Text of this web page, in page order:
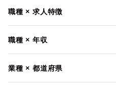
職種 × 求人特徴
職種 × 年収
業種 × 都道府県